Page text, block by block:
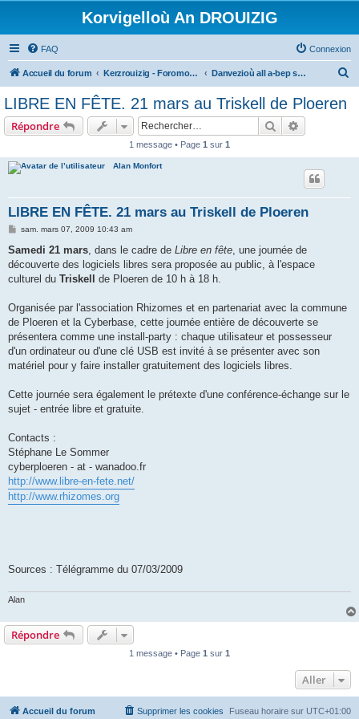
Korvigelloù An DROUIZIG
FAQ Connexion
Accueil du forum Kerzrouizig - Foromoù An Drouizig Danvezioù all a-bep seurt
LIBRE EN FÊTE. 21 mars au Triskell de Ploeren
Répondre Rechercher
1 message • Page 1 sur 1
Alan Monfort
LIBRE EN FÊTE. 21 mars au Triskell de Ploeren
M
s
a
g
sam. mars 07, 2009 10:43 am
Samedi 21 mars, dans le cadre de Libre en fête, une journée de
découverte des logiciels libres sera proposée au public, à l'espace
culturel du Triskell de Ploeren de 10 h à 18 h.
Organisée par l'association Rhizomes et en partenariat avec la commune
de Ploeren et la Cyberbase, cette journée entière de découverte se
présentera comme une install-party : chaque utilisateur et possesseur
d'un ordinateur ou d'une clé USB est invité à se présenter avec son
matériel pour y faire installer gratuitement des logiciels libres.
Cette journée sera également le prétexte d'une conférence-échange sur le
sujet - entrée libre et gratuite.
Contacts :
Stéphane Le Sommer
cyberploeren - at - wanadoo.fr
http://www.libre-en-fete.net/
http://www.rhizomes.org
Sources : Télégramme du 07/03/2009
Alan
Répondre
1 message • Page 1 sur 1
Aller
Accueil du forum Fuseau horaire sur UTC+01:00
Supprimer les cookies